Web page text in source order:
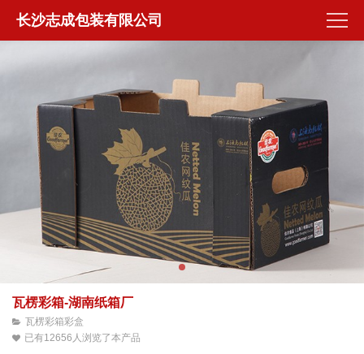
长沙志成包装有限公司
瓦楞彩箱-湖南纸箱厂
瓦楞彩箱彩盒
已有12656人浏览了本产品